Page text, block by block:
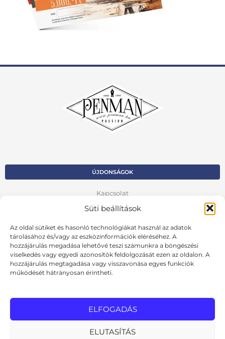
Süti beállítások
Az oldal sütiket és hasonló technológiákat használ az adatok
tárolásához és/vagy az eszközinformációk eléréséhez. A
hozzájárulás megadása lehetővé teszi számunkra a böngészési
viselkedés vagy egyedi azonosítók feldolgozását ezen az oldalon. A
hozzájárulás megtagadása vagy visszavonása egyes funkciók
működését hátrányosan érintheti.
ELFOGADÁS
ELUTASÍTÁS
ÚJDONSÁGOK
Kapcsolat
Kosár
Fiók
Adatvédelmi szabályzat
VISSZA AZ ELŐZŐ OLDALRA
Cookie szabályzat